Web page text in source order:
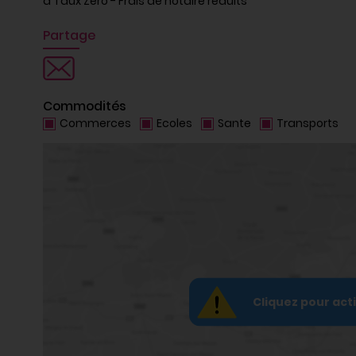
Partage
Commodités
Commerces Ecoles Sante Transports
Cliquez pour